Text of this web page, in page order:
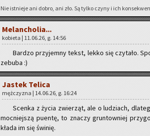
Nie ist­nie­je ani dobro, ani zło. Są tylko czyny i ich
Me­lan­cho­lia...
ko­bie­ta | 11.06.26, g. 14:56
Bar­dzo przy­jem­ny tekst, lekko się czy­ta­ło.
ze­bu­ba :)
Ja­stek Te­li­ca
męż­czy­zna | 14.06.26, g. 16:24
Scen­ka z życia zwie­rząt, ale o lu­dziach,
moc­niej­szą pu­en­tę, to zna­czy grun­tow­niej
kła­da im się świ­nię.